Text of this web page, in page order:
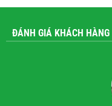
ĐÁNH GIÁ KHÁCH HÀNG